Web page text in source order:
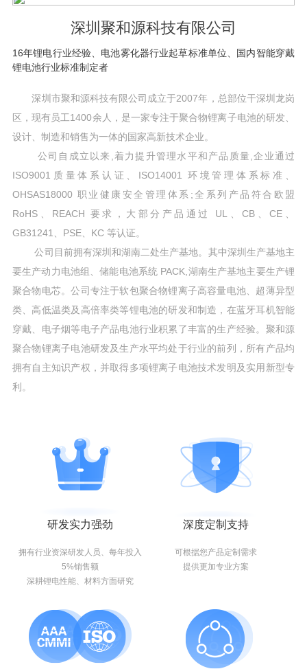
深圳聚和源科技有限公司
16年锂电行业经验、电池雾化器行业起草标准单位、国内智能穿戴
锂电池行业标准制定者
深圳市聚和源科技有限公司成立于2007年，总部位干深圳龙岗
区，现有员工1400余人，是一家专注于聚合物锂离子电池的研发、
设计、制造和销售为一体的国家高新技术企业。
公司自成立以来,着力提升管理水平和产品质量,企业通过
ISO9001质量体系认证、ISO14001 环境管理体系标准、
OHSAS18000 职业健康安全管理体系;全系列产品符合欧盟
RoHS、REACH 要求，大部分产品通过 UL、CB、CE、
GB31241、PSE、KC 等认证。
公司目前拥有深圳和湖南二处生产基地。其中深圳生产基地主
要生产动力电池组、储能电池系统 PACK,湖南生产基地主要生产锂
聚合物电芯。公司专注于软包聚合物锂离子高容量电池、超薄异型
类、高低温类及高倍率类等锂电池的研发和制造，在蓝牙耳机智能
穿戴、电子烟等电子产品电池行业积累了丰富的生产经验。聚和源
聚合物锂离子电池研发及生产水平均处于行业的前列，所有产品均
拥有自主知识产权，并取得多项锂离子电池技术发明及实用新型专
利。
研发实力强劲
拥有行业资深研发人员、每年投入
5%销售额
深耕锂电性能、材料方面研究
深度定制支持
可根据您产品定制需求
提供更加专业方案